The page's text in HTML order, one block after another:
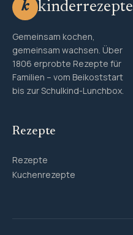
k kinderrezepte
Gemeinsam kochen,
gemeinsam wachsen. Über
1806 erprobte Rezepte für
Familien – vom Beikoststart
bis zur Schulkind-Lunchbox.
Rezepte
Rezepte
Kuchenrezepte